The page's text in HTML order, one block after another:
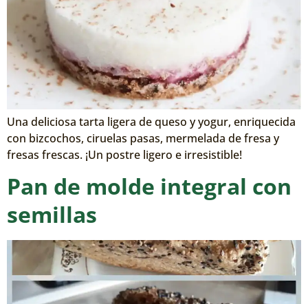
Una deliciosa tarta ligera de queso y yogur, enriquecida
con bizcochos, ciruelas pasas, mermelada de fresa y
fresas frescas. ¡Un postre ligero e irresistible!
Pan de molde integral con
semillas